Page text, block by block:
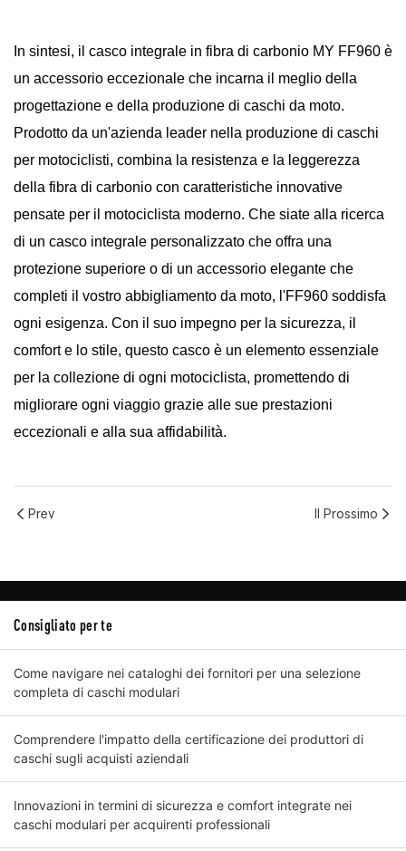
In sintesi, il casco integrale in fibra di carbonio MY FF960 è
un accessorio eccezionale che incarna il meglio della
progettazione e della produzione di caschi da moto.
Prodotto da un'azienda leader nella produzione di caschi
per motociclisti, combina la resistenza e la leggerezza
della fibra di carbonio con caratteristiche innovative
pensate per il motociclista moderno. Che siate alla ricerca
di un casco integrale personalizzato che offra una
protezione superiore o di un accessorio elegante che
completi il ​​vostro abbigliamento da moto, l'FF960 soddisfa
ogni esigenza. Con il suo impegno per la sicurezza, il
comfort e lo stile, questo casco è un elemento essenziale
per la collezione di ogni motociclista, promettendo di
migliorare ogni viaggio grazie alle sue prestazioni
eccezionali e alla sua affidabilità.
Prev Il Prossimo
Consigliato per te
Come navigare nei cataloghi dei fornitori per una selezione
completa di caschi modulari
Comprendere l'impatto della certificazione dei produttori di
caschi sugli acquisti aziendali
Innovazioni in termini di sicurezza e comfort integrate nei
caschi modulari per acquirenti professionali